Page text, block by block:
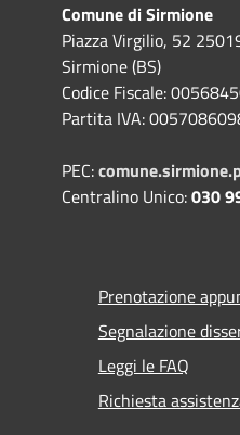
Comune di Sirmione
Piazza Virgilio, 52
Sirmione (BS)
Codice Fiscale:
Partita IVA:
PEC:
Centralino Unico:030
Prenotazione
Segnalazione
Leggi le FAQ
Richiesta